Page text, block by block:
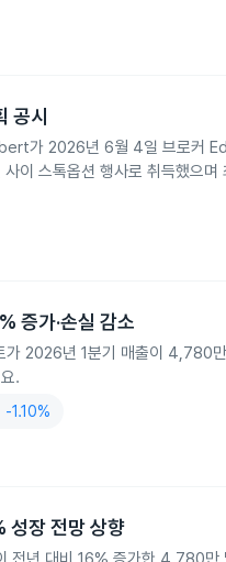
공시
가 2026년 6월 4일 브로커
이 스톡옵션 행사로 취득했으
증가·손실 감소
가 2026년 1분기 매출이 4,780
.
-1.10%
성장 전망 상향